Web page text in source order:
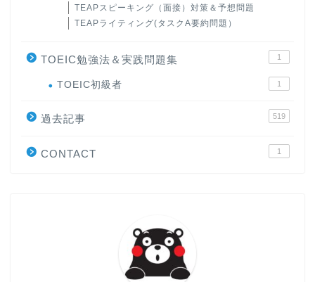
TEAPスピーキング（面接）対策＆予想問題
TEAPライティング(タスクA要約問題）
TOEIC勉強法＆実践問題集 1
TOEIC初級者 1
過去記事 519
CONTACT 1
大学入試英語対策講座
英語名言・格言・カッコい